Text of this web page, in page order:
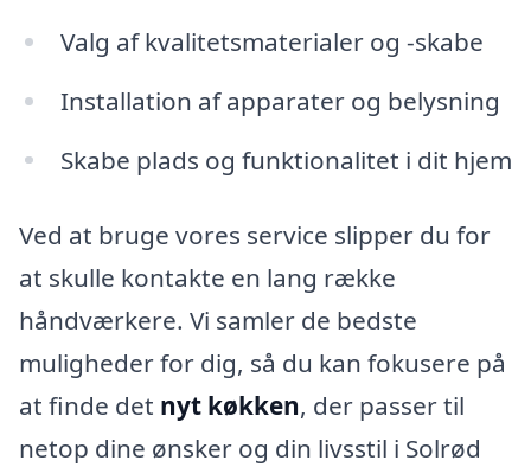
Valg af kvalitetsmaterialer og -skabe
Installation af apparater og belysning
Skabe plads og funktionalitet i dit hjem
Ved at bruge vores service slipper du for
at skulle kontakte en lang række
håndværkere. Vi samler de bedste
muligheder for dig, så du kan fokusere på
at finde det nyt køkken, der passer til
netop dine ønsker og din livsstil i Solrød